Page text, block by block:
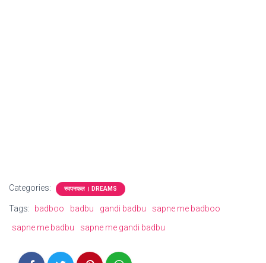
Categories: स्वपनफल । DREAMS
Tags: badboo badbu gandi badbu
sapne me badboo
sapne me badbu
sapne me gandi badbu